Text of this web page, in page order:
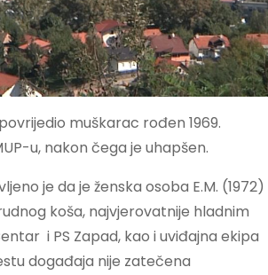
muškarac rođen 1969.
u, nakon čega je uhapšen.
je da je ženska osoba E.M. (1972)
koša, najvjerovatnije hladnim
i PS Zapad, kao i uviđajna ekipa
događaja nije zatečena